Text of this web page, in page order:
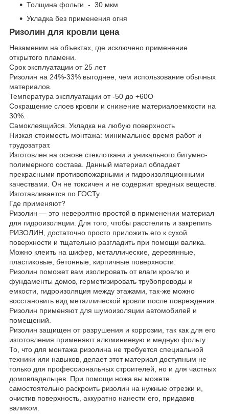
Толщина фольги - 30 мкм
Укладка без применения огня
Ризолин для кровли цена
Незаменим на объектах, где исключено применение
открытого пламени.
Срок эксплуатации от 25 лет
Ризолин на 24%-33% выгоднее, чем использование обычных
материалов.
Температура эксплуатации от -50 до +60О
Сокращение слоев кровли и снижение материалоемкости на
30%.
Самоклеящийся. Укладка на любую поверхность
Низкая стоимость монтажа: минимальное время работ и
трудозатрат.
Изготовлен на основе стеклоткани и уникального битумно-
полимерного состава. Данный материал обладает
прекрасными противопожарными и гидроизоляционными
качествами. Он не токсичен и не содержит вредных веществ.
Изготавливается по ГОСТу.
Где применяют?
Ризолин — это невероятно простой в применении материал
для гидроизоляции. Для того, чтобы расстелить и закрепить
РИЗОЛИН, достаточно просто приложить его к сухой
поверхности и тщательно разгладить при помощи валика.
Можно клеить на шифер, металлические, деревянные,
пластиковые, бетонные, кирпичные поверхности.
Ризолин поможет вам изолировать от влаги кровлю и
фундаменты домов, герметизировать трубопроводы и
емкости, гидроизоляция между этажами, так-же можно
восстановить вид металлической кровли после повреждения.
Ризолин применяют для шумоизоляции автомобилей и
помещений.
Ризолин защищен от разрушения и коррозии, так как для его
изготовления применяют алюминиевую и медную фольгу.
То, что для монтажа ризолина не требуется специальной
техники или навыков, делает этот материал доступным не
только для профессиональных строителей, но и для частных
домовладельцев. При помощи ножа вы можете
самостоятельно раскроить ризолин на нужные отрезки и,
очистив поверхность, аккуратно нанести его, придавив
валиком.